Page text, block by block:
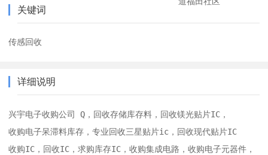
关键词
传感回收
详细说明
兴宇电子收购公司 Q，回收存储库存料，回收镁光贴片IC，
收购电子呆滞料库存，专业回收三星贴片ic，回收现代贴片IC
收购IC，回收IC，求购库存IC，收购集成电路，收购电子元器件，